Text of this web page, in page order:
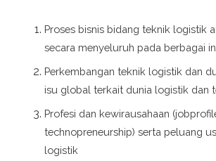
Proses bisnis bidang teknik logistik
secara menyeluruh pada berbagai
Perkembangan teknik logistik dan
isu global terkait dunia logistik dan
Profesi dan kewirausahaan
technopreneurship) serta peluang
logistik